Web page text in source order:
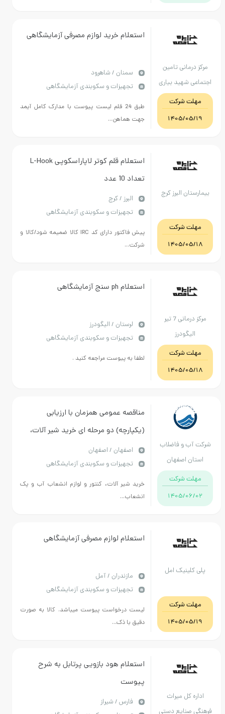
مرکز درمانی تامین
اجتماعی شهید بیاری
شاهرود
مهلت شرکت
1405/05/19
استعلام خرید لوازم مصرفی آزمایشگاهی
سمنان / شاهرود
تجهیزات و سکوبندی آزمایشگاهی
طبق 24 قلم لیست پیوست با مدارک کامل آیمد
جهت هماهن...
بیمارستان البرز کرج
مهلت شرکت
1405/05/18
استعلام قلم کوتر لاپاراسکوپی L-Hook
تعداد 10 عدد
البرز / کرج
تجهیزات و سکوبندی آزمایشگاهی
پیش فاکتور دارای کد IRC کالا ضمیمه شود/کالا و
شرکت...
مرکز درمانی 7 تیر
الیگودرز
مهلت شرکت
1405/05/18
استعلام ph سنج آزمایشگاهی
لرستان / الیگودرز
تجهیزات و سکوبندی آزمایشگاهی
لطفا به پیوست مراجعه کنید .
شرکت آب و فاضلاب
استان اصفهان
مهلت شرکت
1405/06/02
مناقصه عمومی همزمان با ارزیابی
(یکپارچه) دو مرحله ای خرید شیر آلات،
کنتور و لوازم انشعاب آب و پک انشعاب
آب
اصفهان / اصفهان
تجهیزات و سکوبندی آزمایشگاهی
خرید شیر آلات، کنتور و لوازم انشعاب آب و پک
انشعاب...
پلی کلینیک امل
مهلت شرکت
1405/05/19
استعلام لوازم مصرفی آزمایشگاهی
مازندران / آمل
تجهیزات و سکوبندی آزمایشگاهی
لیست درخواست پیوست میباشد. کالا به صورت
دقیق با ذک...
اداره کل میراث
فرهنگی صنایع دستی
استعلام هود بازویی پرتابل به شرح
پیوست
فارس / شیراز